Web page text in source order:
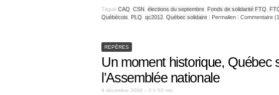
Tagué CAQ CSN élections du septembre Fonds de solidarité FTQ
Québécois
PLQ qc2012 Québec solidaire | Permalien | Commentaire
REPÈRES
Un moment historique, Québec
l’Assemblée nationale
9 décembre 2008 – 0 h 03 min